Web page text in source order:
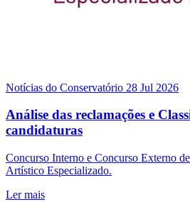
Notícias do Conservatório 28 Jul 2026
Análise das reclamações e
candidaturas
Concurso Interno e Concurso Externo
Artístico Especializado.
Ler mais